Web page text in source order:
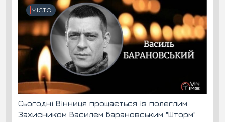
МІСТО
Сьогодні Вінниця прощається із полеглим
Захисником Василем Барановським "Шторм"